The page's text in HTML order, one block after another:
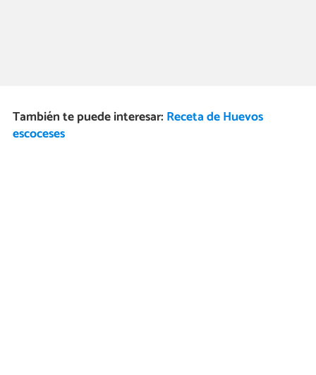
También te puede interesar: Receta de Huevos
escoceses